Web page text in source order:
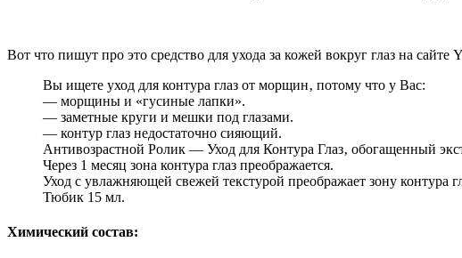
Вот что пишут про это средство для ухода за кожей вокруг глаз на сайте
Вы ищете уход для контура глаз от морщин‚ потому что у Вас:
— морщины и «гусиные лапки».
— заметные круги и мешки под глазами.
— контур глаз недостаточно сияющий.
Антивозрастной Ролик — Уход для Контура Глаз‚ обогащенный
Через 1 месяц зона контура глаз преображается.
Уход с увлажняющей свежей текстурой преображает зону
Тюбик 15 мл.
Химический состав: